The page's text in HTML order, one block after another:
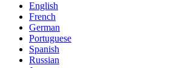
English
French
German
Portuguese
Spanish
Russian